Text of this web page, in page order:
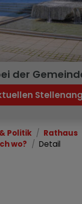
der
Politik
Rathaus
wo?
Detail